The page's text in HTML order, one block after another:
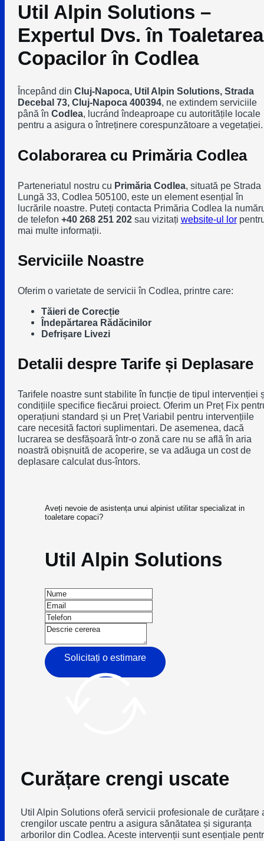
Util Alpin Solutions –
Expertul Dvs. în Toaletarea
Copacilor în Codlea
Începând din Cluj-Napoca, Util Alpin Solutions, Strada
Decebal 73, Cluj-Napoca 400394, ne extindem serviciile
până în Codlea, lucránd îndeaproape cu autoritățile locale
pentru a asigura o întreținere corespunzătoare a vegetației.
Colaborarea cu Primăria Codlea
Parteneriatul nostru cu Primăria Codlea, situată pe Strada
Lungă 33, Codlea 505100, este un element esențial în
lucrările noastre. Puteți contacta Primăria Codlea la
de telefon +40 268 251 202sau vizitați website-ul lor
mai multe informații.
Serviciile Noastre
Oferim o varietate de servicii în Codlea, printre care:
Tăieri de Corecție
Îndepărtarea Rădăcinilor
Defrișare Livezi
Detalii despre Tarife și Deplasare
Tarifele noastre sunt stabilite în funcție de tipul intervenției
condițiile specifice fiecărui proiect. Oferim un Preț Fix
operațiuni standard și un Preț Variabil pentru intervențiile
care necesită factori suplimentari. De asemenea, dacă
lucrarea se desfășoară într-o zonă care nu se află în aria
noastră obișnuită de acoperire, se va adăuga un cost de
deplasare calculat dus-întors.
Aveți nevoie de asistența unui alpinist utilitar specializat in
toaletare copaci?
Util Alpin Solutions
Solicitați o estimare
Curățare crengi uscate
Util Alpin Solutions oferă servicii profesionale de curățare
crengilor uscate pentru a asigura sănătatea și siguranța
arborilor din Codlea. Aceste intervenții sunt esențiale